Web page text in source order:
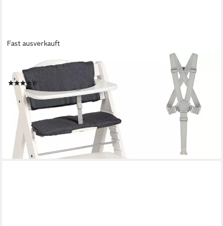
Fast ausverkauft
Hochstuhl Beta+, mit Holzrädern
ab 115,81 € UVP149,90 €
-23%
lieferbar - in 2-3 Werktagen bei dir